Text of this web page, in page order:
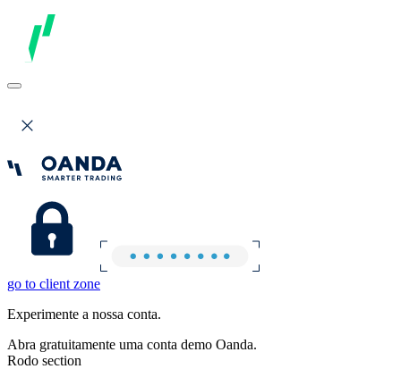
go to client zone
Experimente a nossa conta.
Abra gratuitamente uma conta demo Oanda.
Rodo section